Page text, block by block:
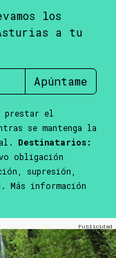
los
a tu
Apúntame
prestar el
se mantenga la
Destinatarios:
obligación
supresión,
información